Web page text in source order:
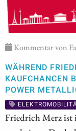
Kommentar von
WÄHREND
KAUFCHANCEN
POWER
Friedrich Merz ist